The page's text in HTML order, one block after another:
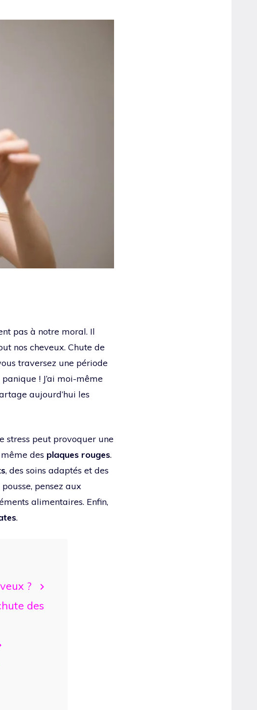
pas à notre moral. Il
nos cheveux. Chute de
traversez une période
! J’ai moi-même
aujourd’hui les
stress peut provoquer une
des plaques rouges.
, des soins adaptés et des
pensez aux
alimentaires. Enfin,
.
?
des